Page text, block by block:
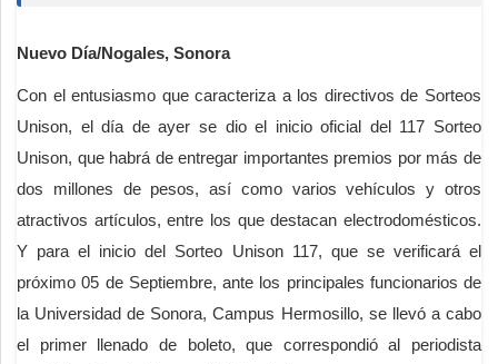
Nuevo Día/Nogales, Sonora
Con el entusiasmo que caracteriza a los directivos de Sorteos
Unison, el día de ayer se dio el inicio oficial del 117 Sorteo
Unison, que habrá de entregar importantes premios por más de
dos millones de pesos, así como varios vehículos y otros
atractivos artículos, entre los que destacan electrodomésticos.
Y para el inicio del Sorteo Unison 117, que se verificará el
próximo 05 de Septiembre, ante los principales funcionarios de
la Universidad de Sonora, Campus Hermosillo, se llevó a cabo
el primer llenado de boleto, que correspondió al periodista